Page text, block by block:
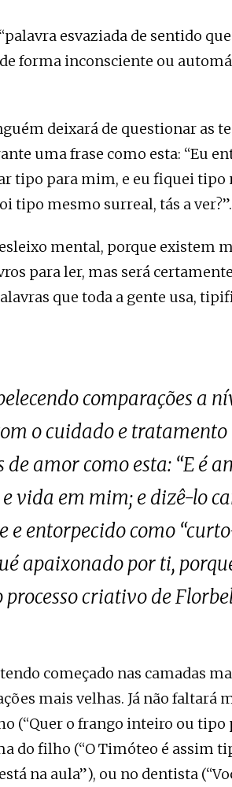
esvaziada de sentido
forma inconsciente ou
deixará de questionar as
uma frase como esta: “Eu
tipo para mim, e eu fiquei tipo
tipo mesmo surreal, tás a ver?”.
mental, porque existem
para ler, mas será
que toda a gente usa,
comparações a
o cuidado e tratamento
amor como esta: “E é
vida em mim; e dizê-lo
e entorpecido como
apaixonado por ti,
criativo de
começado nas camadas
mais velhas. Já não faltará
(“Quer o frango inteiro ou tipo
do filho (“O Timóteo é assim
na aula”), ou no dentista